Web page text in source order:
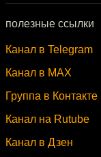
полезные ссылки
Канал в Telegram
Канал в MAX
Группа в Контакте
Канал на Rutube
Канал в Дзен